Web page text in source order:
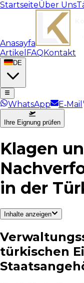
StartseiteÜber Uns
Anasayfa
Artikel FAQKontakt
DE
WhatsApp E‑Mail
Ihre Eignung prüfen
Klagen
in der
Inhalte anzeigen
türkischen